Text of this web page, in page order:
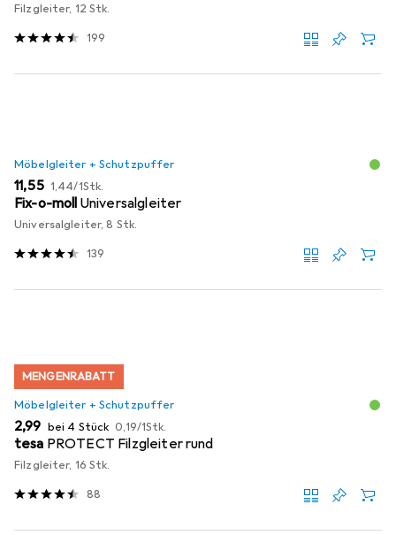
Filzgleiter, 12 Stk.
199
Möbelgleiter + Schutzpuffer
EUR
11,55 EUR
1,44/1Stk.
Fix-o-moll Universalgleiter
Universalgleiter, 8 Stk.
139
MENGENRABATT
Möbelgleiter + Schutzpuffer
EUR
2,99 bei 4 Stück EUR
0,19/1Stk.
tesa PROTECT Filzgleiter rund
Filzgleiter, 16 Stk.
88